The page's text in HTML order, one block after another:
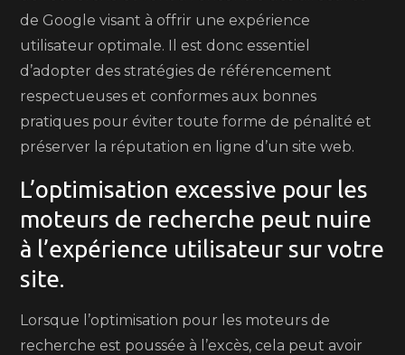
de Google visant à offrir une expérience
utilisateur optimale. Il est donc essentiel
d’adopter des stratégies de référencement
respectueuses et conformes aux bonnes
pratiques pour éviter toute forme de pénalité et
préserver la réputation en ligne d’un site web.
L’optimisation excessive pour les
moteurs de recherche peut nuire
à l’expérience utilisateur sur votre
site.
Lorsque l’optimisation pour les moteurs de
recherche est poussée à l’excès, cela peut avoir